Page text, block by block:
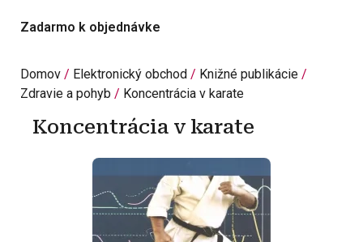
Zadarmo k objednávke
Domov Elektronický obchod
Knižné publikácie
Zdravie a pohyb
Koncentrácia v karate
Koncentrácia v karate